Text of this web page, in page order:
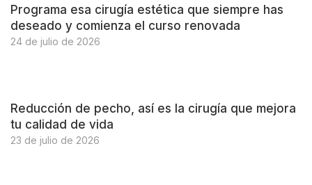
Programa esa cirugía estética que siempre has
deseado y comienza el curso renovada
24 de julio de 2026
Reducción de pecho, así es la cirugía que mejora
tu calidad de vida
23 de julio de 2026